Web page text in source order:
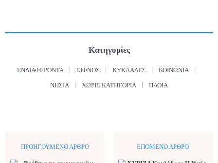
Κατηγορίες
ΕΝΔΙΑΦΈΡΟΝΤΑ ΣΊΦΝΟΣ ΚΥΚΛΆΔΕΣ ΚΟΙΝΩΝΊΑ
ΝΗΣΙΆ ΧΩΡΊΣ ΚΑΤΗΓΟΡΊΑ ΠΛΟΊΑ
ΠΡΟΗΓΟΎΜΕΝΟ ΆΡΘΡΟ ΕΠΌΜΕΝΟ ΆΡΘΡΟ